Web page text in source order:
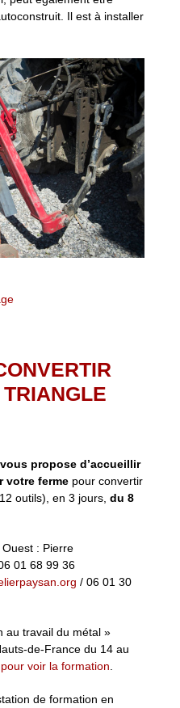
Il est à installer
propose d’accueillir
votre ferme pour convertir
outils), en 3 jours, du 8
: Pierre
01 68 99 36
/ 06 01 30
au travail du métal »
de-France du 14 au
voir la formation
de formation en